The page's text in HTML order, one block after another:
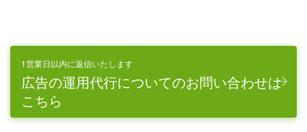
1営業日以内に返信いたします
広告の運用代行についてのお問い合わせは
こちら